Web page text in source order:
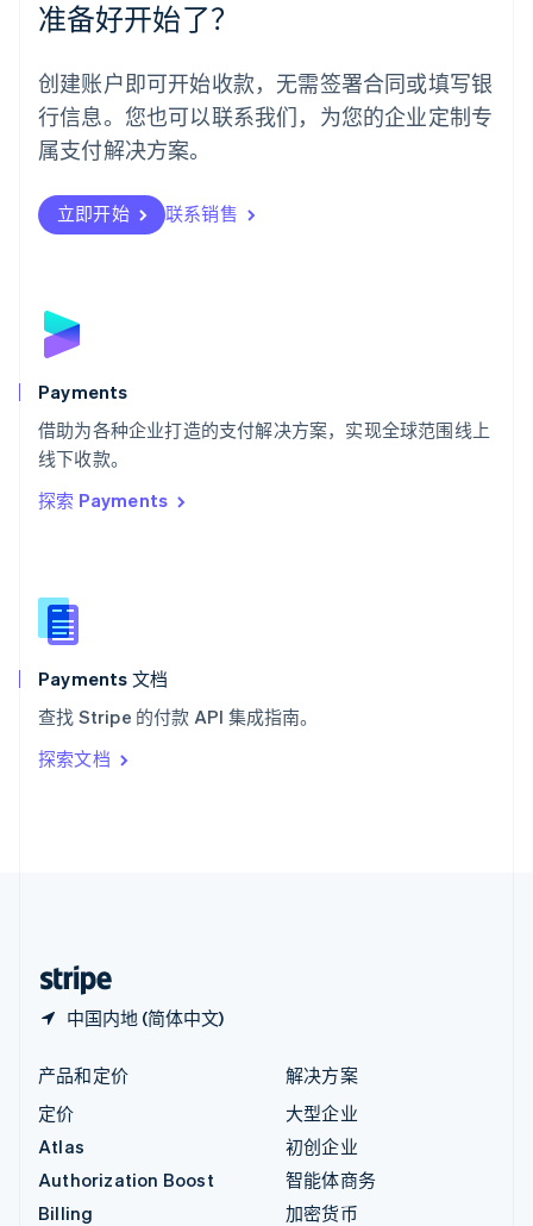
准备好开始了？
创建账户即可开始收款，无需签署合同或填写银
行信息。您也可以联系我们，为您的企业定制专
属支付解决方案。
立即开始 联系销售
Payments
借助为各种企业打造的支付解决方案，实现全球范围线上
线下收款。
探索 Payments
Payments 文档
查找 Stripe 的付款 API 集成指南。
探索文档
中国内地 (简体中文)
挪威
葡萄牙
Português English
日本
日本語English
瑞典
瑞士
DeutschFrançais
English
斯洛文尼亚
泰国
ไทยEnglish
希腊
English
西班牙
新西兰
English
匈牙利
English
ItalianoEnglish
印度
English
产品和定价
定价
Atlas
Authorization Boost
Billing
解决方案
大型企业
初创企业
智能体商务
加密货币